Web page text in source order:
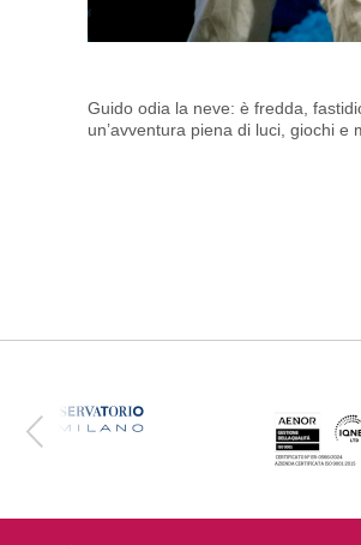
Guido odia la neve: è fredda,
un’avventura piena di luci, giochi e